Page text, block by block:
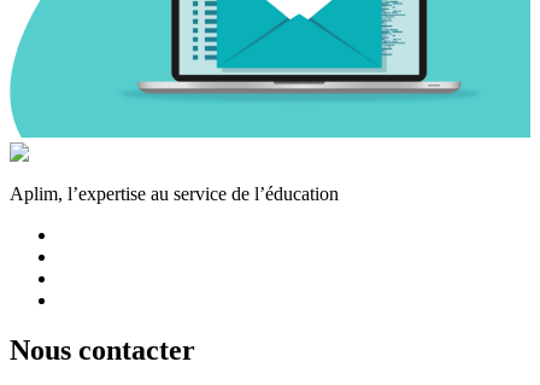
Aplim, l’expertise au service de l’éducation
Nous contacter